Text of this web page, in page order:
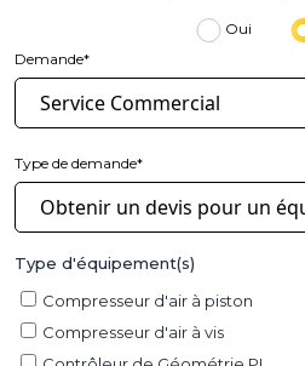
Oui
Demande*
Type de demande*